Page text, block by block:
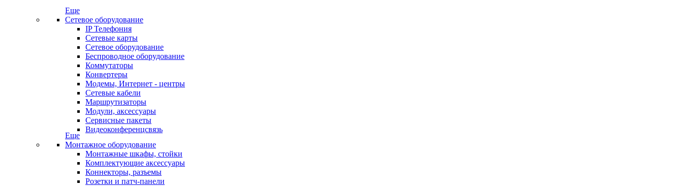
Еще
Сетевое оборудование
IP Телефония
Сетевые карты
Сетевое оборудование
Беспроводное оборудование
Коммутаторы
Конвертеры
Модемы, Интернет - центры
Сетевые кабели
Маршрутизаторы
Модули, аксессуары
Сервисные пакеты
Видеоконференцсвязь
Еще
Монтажное оборудование
Монтажные шкафы, стойки
Комплектующие аксессуары
Коннекторы, разъемы
Розетки и патч-панели